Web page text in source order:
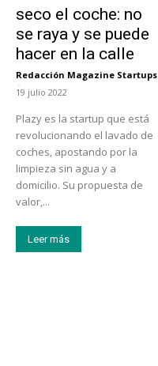
seco el coche: no
se raya y se puede
hacer en la calle
Redacción Magazine Startups
-
19 julio 2022
Plazy es la startup que está
revolucionando el lavado de
coches, apostando por la
limpieza sin agua y a
domicilio. Su propuesta de
valor,...
Leer más